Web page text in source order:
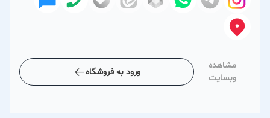
مشاهده
وبسایت
ورود به فروشگاه